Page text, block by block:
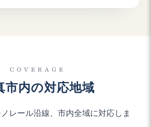
COVERAGE
市内の対応地域
レール沿線、市内全域に対応しま